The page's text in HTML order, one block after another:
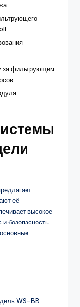
за фильтрующим
её
высокое
и безопасность
WS-BB